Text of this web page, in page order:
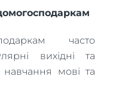
часто
вихідні та
навчання мові та